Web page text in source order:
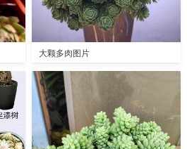
大颗多肉图片